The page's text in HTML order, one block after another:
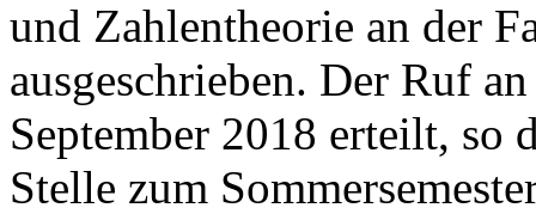
und Zahlentheorie an der
ausgeschrieben. Der Ruf
September 2018 erteilt, so
Stelle zum